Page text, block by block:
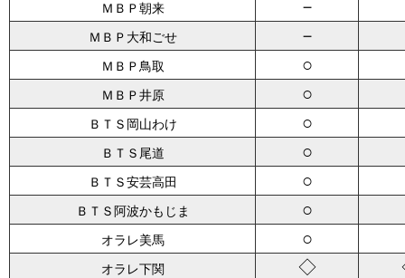
ＭＢＰ朝来 －
ＭＢＰ大和ごせ －
ＭＢＰ鳥取 ○
ＭＢＰ井原 ○
ＢＴＳ岡山わけ ○
ＢＴＳ尾道 ○
ＢＴＳ安芸高田 ○
ＢＴＳ阿波かもじま ○
オラレ美馬 ○
オラレ下関 ◇